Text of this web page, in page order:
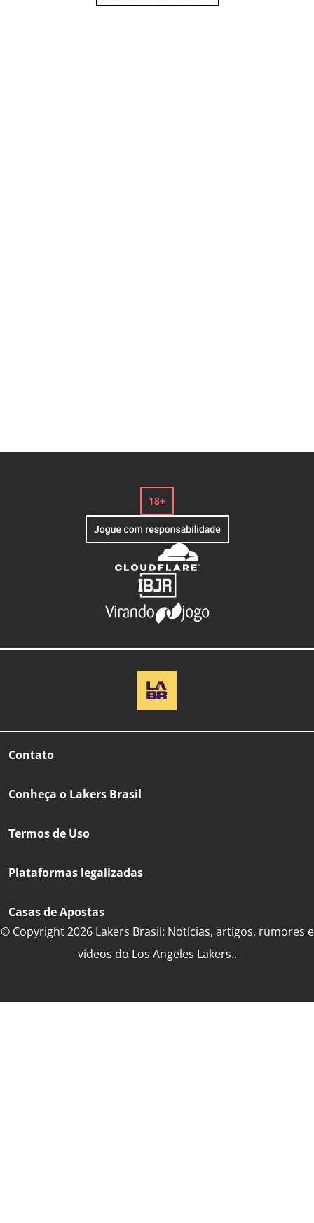
Contato
Conheça o Lakers Brasil
Termos de Uso
Plataformas legalizadas
Casas de Apostas
© Copyright 2026 Lakers Brasil: Notícias, artigos, rumores e
vídeos do Los Angeles Lakers..